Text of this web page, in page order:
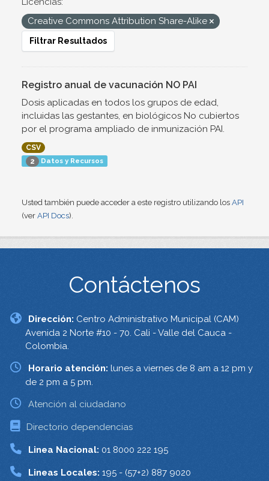
Creative Commons Attribution Share-Alike
Filtrar Resultados
Registro anual de vacunación NO PAI
Dosis aplicadas en todos los grupos de edad,
incluidas las gestantes, en biológicos No cubiertos
por el programa ampliado de inmunización PAI.
CSV
2 Datos y Recursos
Usted también puede acceder a este registro utilizando los API
(ver API Docs).
Contáctenos
Dirección: Centro Administrativo Municipal (CAM)
Avenida 2 Norte #10 - 70. Cali - Valle del Cauca -
Colombia.
Horario atención: lunes a viernes de 8 am a 12 pm y
de 2 pm a 5 pm.
Atención al ciudadano
Directorio dependencias
Linea Nacional: 01 8000 222 195
Lineas Locales: 195 - (57+2) 887 9020